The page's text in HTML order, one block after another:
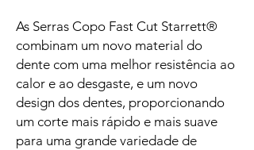
As Serras Copo Fast Cut Starrett®
combinam um novo material do
dente com uma melhor resistência ao
calor e ao desgaste, e um novo
design dos dentes, proporcionando
um corte mais rápido e mais suave
para uma grande variedade de